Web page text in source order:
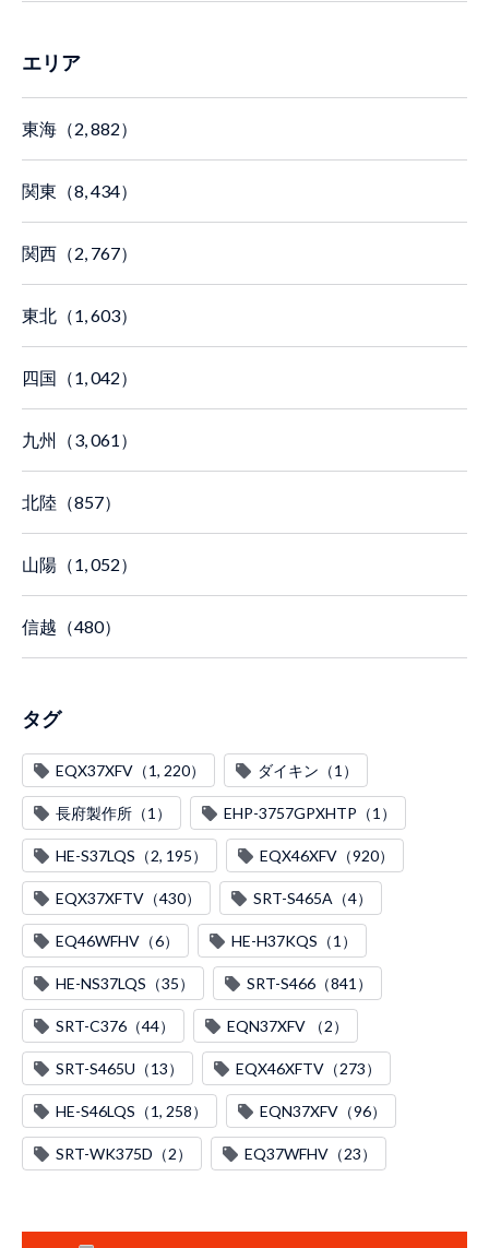
エリア
東海（2, 882）
関東（8, 434）
関西（2, 767）
東北（1, 603）
四国（1, 042）
九州（3, 061）
北陸（857）
山陽（1, 052）
信越（480）
タグ
EQX37XFV（1, 220） ダイキン（1）
長府製作所（1） EHP-3757GPXHTP（1）
HE-S37LQS（2, 195） EQX46XFV（920）
EQX37XFTV（430） SRT-S465A（4）
EQ46WFHV（6） HE-H37KQS（1）
HE-NS37LQS（35） SRT-S466（841）
SRT-C376（44） EQN37XFV （2）
SRT-S465U（13） EQX46XFTV（273）
HE-S46LQS（1, 258） EQN37XFV（96）
SRT-WK375D（2） EQ37WFHV（23）